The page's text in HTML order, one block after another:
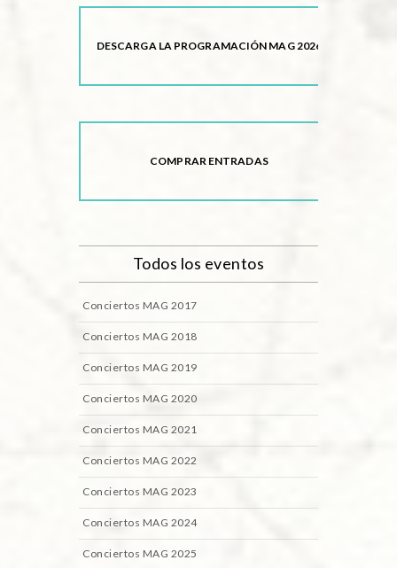
DESCARGA LA PROGRAMACIÓN MAG 2026
COMPRAR ENTRADAS
Todos los eventos
Conciertos MAG 2017
Conciertos MAG 2018
Conciertos MAG 2019
Conciertos MAG 2020
Conciertos MAG 2021
Conciertos MAG 2022
Conciertos MAG 2023
Conciertos MAG 2024
Conciertos MAG 2025